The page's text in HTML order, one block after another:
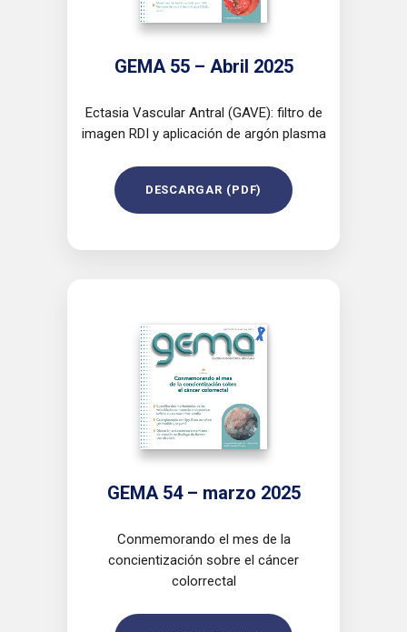
GEMA 55 – Abril 2025
Ectasia Vascular Antral (GAVE): filtro de
imagen RDI y aplicación de argón plasma
DESCARGAR (PDF)
GEMA 54 – marzo 2025
Conmemorando el mes de la
concientización sobre el cáncer
colorrectal